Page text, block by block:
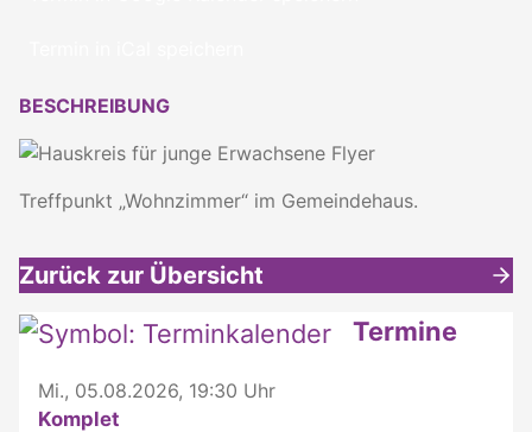
BESCHREIBUNG
Treffpunkt „Wohnzimmer“ im Gemeindehaus.
Zurück zur Übersicht
Weitere interessante Inhalte Termine
Mi., 05.08.2026, 19:30 Uhr
Komplet